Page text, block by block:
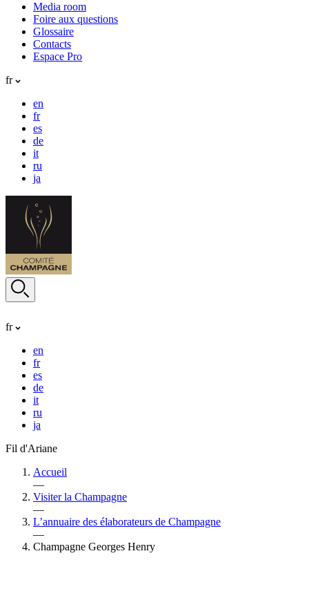
Media room
Foire aux questions
Glossaire
Contacts
Espace Pro
fr
en
fr
es
de
it
ru
ja
fr
en
fr
es
de
it
ru
ja
Fil d'Ariane
Accueil
—
Visiter la Champagne
—
L’annuaire des élaborateurs de Champagne
—
Champagne Georges Henry